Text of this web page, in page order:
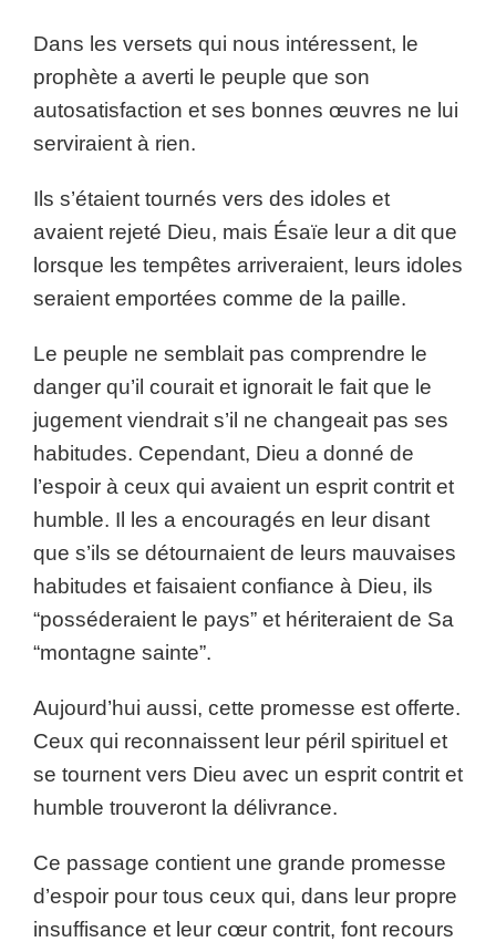
Dans les versets qui nous intéressent, le
prophète a averti le peuple que son
autosatisfaction et ses bonnes œuvres ne lui
serviraient à rien.
Ils s’étaient tournés vers des idoles et
avaient rejeté Dieu, mais Ésaïe leur a dit que
lorsque les tempêtes arriveraient, leurs idoles
seraient emportées comme de la paille.
Le peuple ne semblait pas comprendre le
danger qu’il courait et ignorait le fait que le
jugement viendrait s’il ne changeait pas ses
habitudes. Cependant, Dieu a donné de
l’espoir à ceux qui avaient un esprit contrit et
humble. Il les a encouragés en leur disant
que s’ils se détournaient de leurs mauvaises
habitudes et faisaient confiance à Dieu, ils
“posséderaient le pays” et hériteraient de Sa
“montagne sainte”.
Aujourd’hui aussi, cette promesse est offerte.
Ceux qui reconnaissent leur péril spirituel et
se tournent vers Dieu avec un esprit contrit et
humble trouveront la délivrance.
Ce passage contient une grande promesse
d’espoir pour tous ceux qui, dans leur propre
insuffisance et leur cœur contrit, font recours